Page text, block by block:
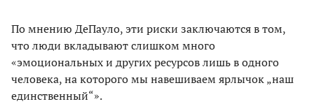
По мнению ДеПауло, эти риски заключаются в том,
что люди вкладывают слишком много
«эмоциональных и других ресурсов лишь в одного
человека, на которого мы навешиваем ярлычок „наш
единственный“».